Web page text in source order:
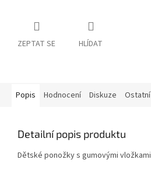
ZEPTAT SE HLÍDAT
Popis Hodnocení Diskuze
Detailní popis produktu
Dětské ponožky s gumovými vložkami